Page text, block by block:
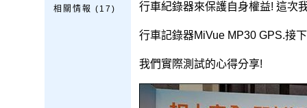
相關情報 (17)
行車紀錄器來保護自身權益! 這次
行車記錄器MiVue MP30 GPS.接
我們實際測試的心得分享!